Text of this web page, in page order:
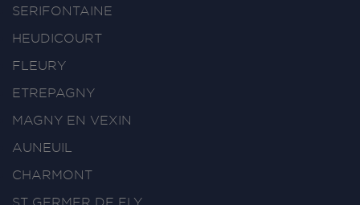
SERIFONTAINE
HEUDICOURT
FLEURY
ETREPAGNY
MAGNY EN VEXIN
AUNEUIL
CHARMONT